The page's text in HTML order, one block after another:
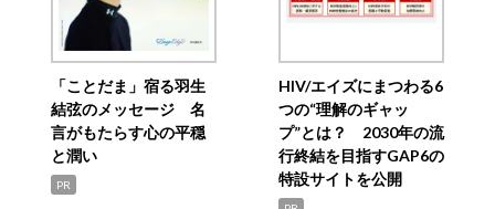
「ことだま」宿る羽生
結弦のメッセージ 名
言がもたらす心の平穏
と潤い
PR
HIV/エイズにまつわる6
つの“理解のギャッ
プ”とは？ 2030年の流
行終結を目指すGAP6の
特設サイトを公開